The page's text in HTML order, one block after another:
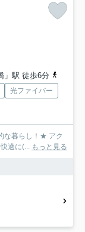
」駅 徒歩6分
光ファイバー
な暮らし！★ アク
適に(... もっと見る